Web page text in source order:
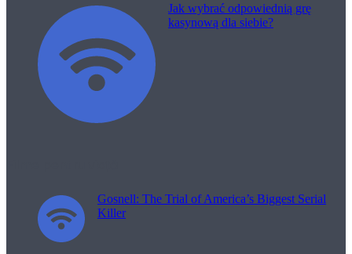
Jak wybrać odpowiednią grę
kasynową dla siebie?
Gosnell: The Trial of America’s Biggest Serial
Killer